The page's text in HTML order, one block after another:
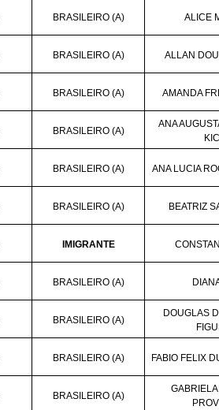
BRASILEIRO (A) ALICE
BRASILEIRO (A) ALLAN
BRASILEIRO (A) AMANDA
BRASILEIRO (A)
ANA
BRASILEIRO (A) ANA LUCIA
BRASILEIRO (A) BEATRIZ
IMIGRANTE
BRASILEIRO (A)
BRASILEIRO (A)
DOUGLAS
BRASILEIRO (A) FABIO FELIX
BRASILEIRO (A)